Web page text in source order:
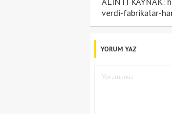
verdi-fabrikalar-
YORUM YAZ